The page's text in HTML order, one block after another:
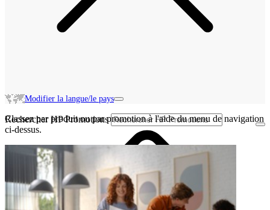
Modifier la langue/le pays
Rechercher HP Promotions
Classez par produit ou par promotion à l'aide du menu de navigation
ci-dessus.